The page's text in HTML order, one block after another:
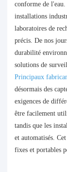
conforme de l'eau.
installations
laboratoires de
précis. De nos
durabilité
solutions de
Principaux
désormais des
exigences de
être facilement
tandis que les
et automatisés.
fixes et portables